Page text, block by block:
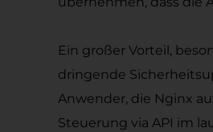
Ein großer Vorteil,
dringende
Anwender, die Nginx
Steuerung via API im